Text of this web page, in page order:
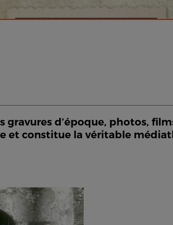
d’époque, photos,
et constitue la véritable